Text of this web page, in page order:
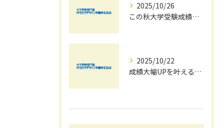
2025/10/26
この秋大学受験成績大幅UPの秘訣
2025/10/22
成績大幅UPを叶える秋の効率学習法